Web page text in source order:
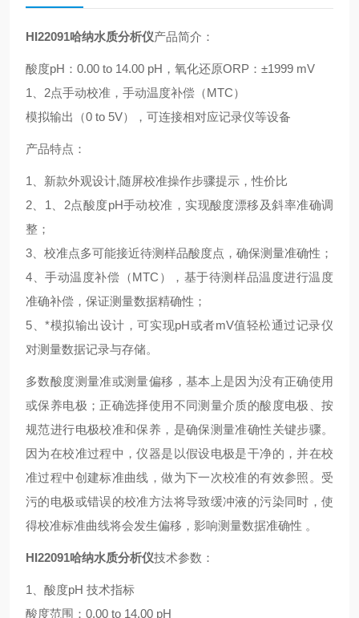
HI22091哈纳水质分析仪产品简介：
酸度pH：0.00 to 14.00 pH，氧化还原ORP：±1999 mV
1、2点手动校准，手动温度补偿（MTC）
模拟输出（0 to 5V），可连接相对应记录仪等设备
产品特点：
1、新款外观设计,随屏校准操作步骤提示，性价比
2、1、2点酸度pH手动校准，实现酸度漂移及斜率准确调
整；
3、校准点多可能接近待测样品酸度点，确保测量准确性；
4、手动温度补偿（MTC），基于待测样品温度进行温度
准确补偿，保证测量数据精确性；
5、*模拟输出设计，可实现pH或者mV值轻松通过记录仪
对测量数据记录与存储。
多数酸度测量准或测量偏移，基本上是因为没有正确使用
或保养电极；正确选择使用不同测量介质的酸度电极、按
规范进行电极校准和保养，是确保测量准确性关键步骤。
因为在校准过程中，仪器是以假设电极是干净的，并在校
准过程中创建标准曲线，做为下一次校准的有效参照。受
污的电极或错误的校准方法将导致缓冲液的污染同时，使
得校准标准曲线将会发生偏移，影响测量数据准确性 。
HI22091哈纳水质分析仪技术参数：
1、酸度pH 技术指标
酸度范围：0.00 to 14.00 pH